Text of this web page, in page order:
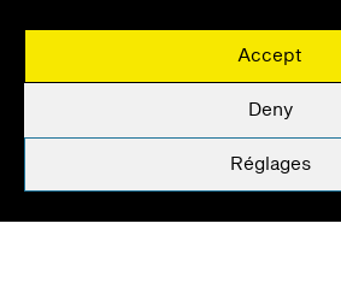
Accept
Deny
Réglages
Événements
NEWSLETTERS
UNE QUESTION ?
PRIVATISATION
MENTIONS LÉGALES